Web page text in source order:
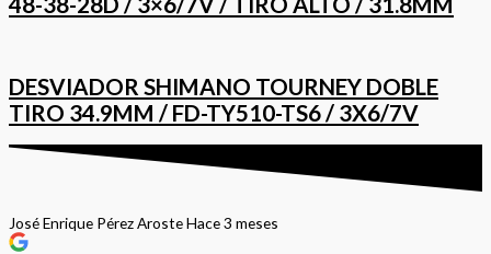
DESVIADOR SHIMANO TOURNEY DOBLE
TIRO 34.9MM / FD-TY510-TS6 / 3X6/7V
José Enrique Pérez ArosteHace 3 meses